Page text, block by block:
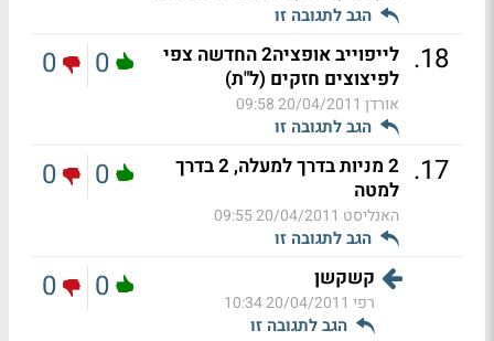
הגב לתגובה זו
18
.
לייפוייב אופציה2 החדשה צפי
לפיצוצים חזקים (ל"ת)
אורדן 20/04/2011 09:58
הגב לתגובה זו
0
0
17
.
2 מניות בדרך למעלה, 2 בדרך
למטה
האנליסט 20/04/2011 09:55
הגב לתגובה זו
0
0
קשקשן
רפי 20/04/2011 10:34
הגב לתגובה זו
0
0